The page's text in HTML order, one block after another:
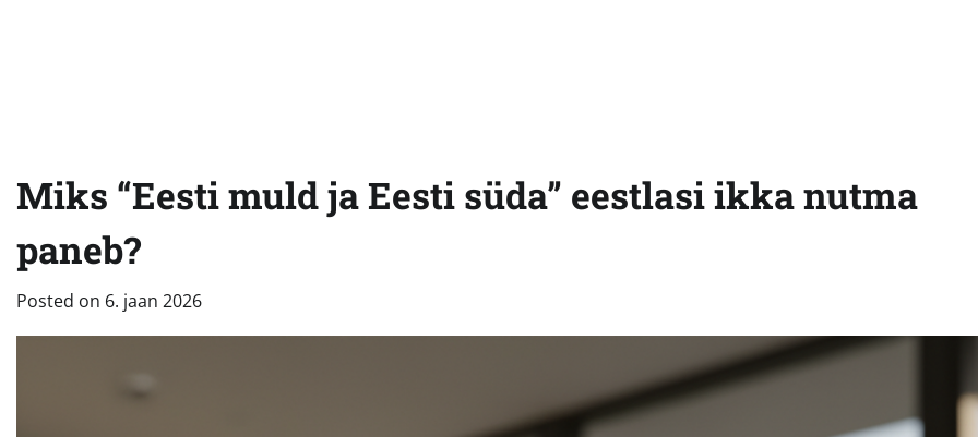
Miks “Eesti muld ja Eesti süda” eestlasi ikka nutma
paneb?
Posted on 6. jaan 2026